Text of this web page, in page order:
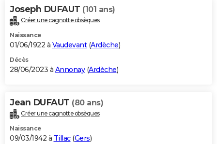
Joseph DUFAUT (101 ans)
Créer une cagnotte obsèques
Naissance
01/06/1922 à Vaudevant(Ardèche)
Décès
28/06/2023 à Annonay(Ardèche)
Jean DUFAUT (80 ans)
Créer une cagnotte obsèques
Naissance
09/03/1942 à Tillac(Gers)